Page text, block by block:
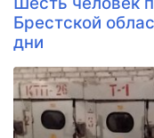
Брестской
дни